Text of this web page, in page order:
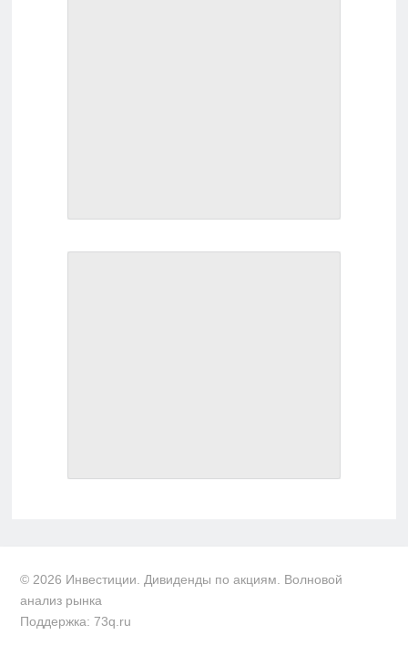
© 2026 Инвестиции. Дивиденды по акциям. Волновой
анализ рынка
Поддержка: 73q.ru